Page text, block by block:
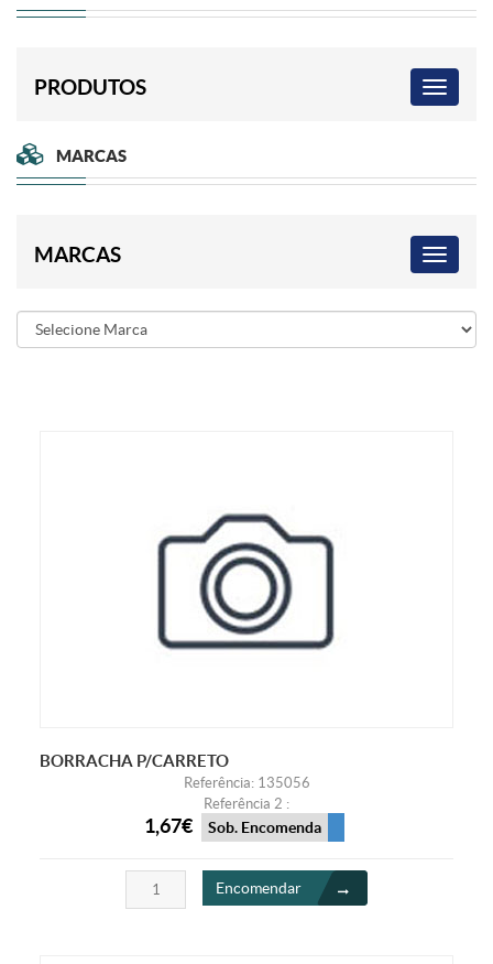
PRODUTOS
MARCAS
MARCAS
BORRACHA P/CARRETO
Referência: 135056
Referência 2 :
1,67€ Sob. Encomenda
Encomendar